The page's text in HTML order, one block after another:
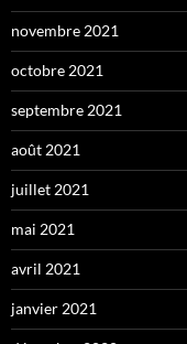
novembre 2021
octobre 2021
septembre 2021
août 2021
juillet 2021
mai 2021
avril 2021
janvier 2021